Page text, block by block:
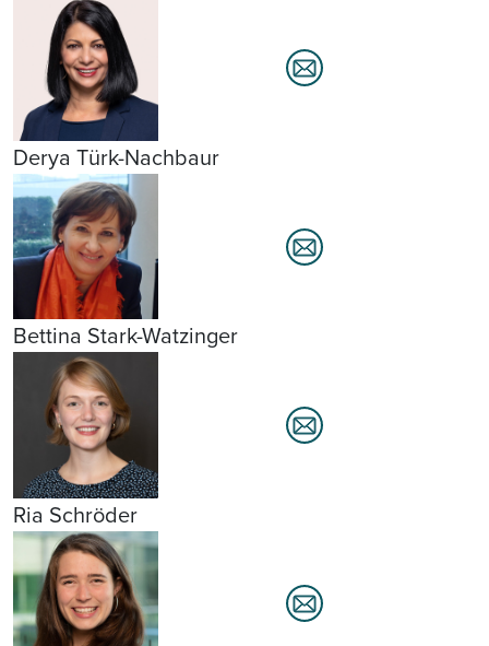
Derya Türk-Nachbaur
Bettina Stark-Watzinger
Ria Schröder